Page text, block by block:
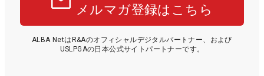
メルマガ登録はこちら
ALBA NetはR&Aのオフィシャルデジタルパートナー、および
USLPGAの日本公式サイトパートナーです。